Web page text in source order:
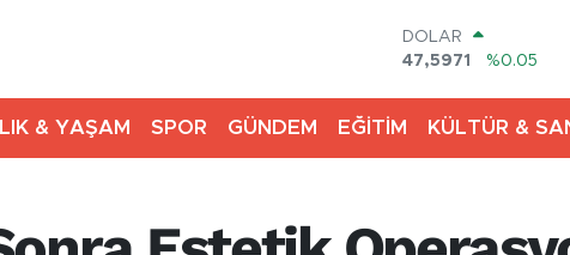
DOLAR
47,5971
%0.05
STERLİN
64,2534
%0.22
& YAŞAM SPOR GÜNDEM EĞİTİM KÜLTÜR &